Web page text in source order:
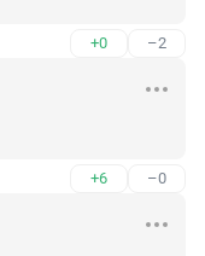
+0 –2
+6 –0